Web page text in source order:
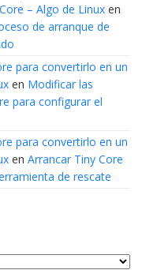
– Algo de Linuxen
de arranque de
para convertirlo en un
en Modificar las
para configurar el
para convertirlo en un
en Arrancar Tiny Core
de rescate